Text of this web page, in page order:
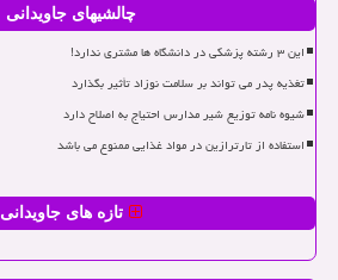
چالشیهای جاویدانی
این ۳ رشته پزشکی در دانشگاه ها مشتری ندارد!
تغذیه پدر می تواند بر سلامت نوزاد تأثیر بگذارد
شیوه نامه توزیع شیر مدارس احتیاج به اصلاح دارد
استفاده از تارترازین در مواد غذایی ممنوع می باشد
تازه های جاویدانی